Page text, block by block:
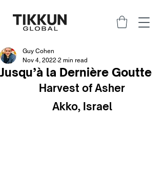
Jusqu’à la Dernière Goutte
Guy Cohen
Nov 4, 2022 2 min read
Harvest of Asher
Akko, Israel